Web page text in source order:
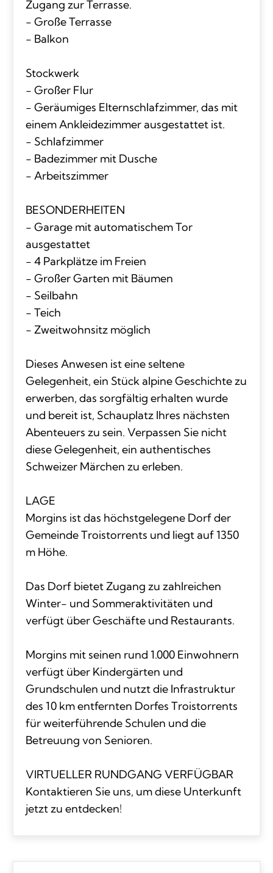
Zugang zur Terrasse.
- Große Terrasse
- Balkon
Stockwerk
- Großer Flur
- Geräumiges Elternschlafzimmer, das mit
einem Ankleidezimmer ausgestattet ist.
- Schlafzimmer
- Badezimmer mit Dusche
- Arbeitszimmer
BESONDERHEITEN
- Garage mit automatischem Tor
ausgestattet
- 4 Parkplätze im Freien
- Großer Garten mit Bäumen
- Seilbahn
- Teich
- Zweitwohnsitz möglich
Dieses Anwesen ist eine seltene
Gelegenheit, ein Stück alpine Geschichte zu
erwerben, das sorgfältig erhalten wurde
und bereit ist, Schauplatz Ihres nächsten
Abenteuers zu sein. Verpassen Sie nicht
diese Gelegenheit, ein authentisches
Schweizer Märchen zu erleben.
LAGE
Morgins ist das höchstgelegene Dorf der
Gemeinde Troistorrents und liegt auf 1350
m Höhe.
Das Dorf bietet Zugang zu zahlreichen
Winter- und Sommeraktivitäten und
verfügt über Geschäfte und Restaurants.
Morgins mit seinen rund 1.000 Einwohnern
verfügt über Kindergärten und
Grundschulen und nutzt die Infrastruktur
des 10 km entfernten Dorfes Troistorrents
für weiterführende Schulen und die
Betreuung von Senioren.
VIRTUELLER RUNDGANG VERFÜGBAR
Kontaktieren Sie uns, um diese Unterkunft
jetzt zu entdecken!